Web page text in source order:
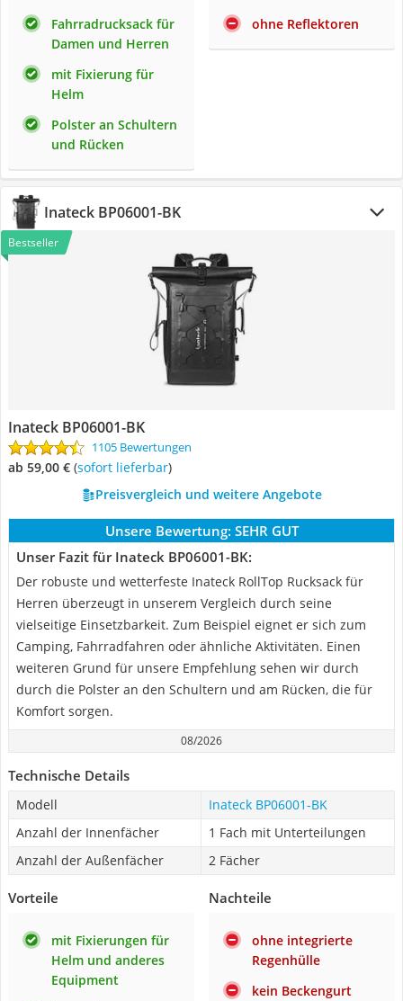
Fahrradrucksack für
Damen und Herren
mit Fixierung für
Helm
Polster an Schultern
und Rücken
ohne Reflektoren
Inateck BP06001-BK
Bestseller
Inateck BP06001-BK
1105 Bewertungen
ab 59,00 € ( Sofort lieferbar)
Preisvergleich und weitere Angebote
Unsere Bewertung: SEHR GUT
Unser Fazit für Inateck BP06001-BK:
Der robuste und wetterfeste Inateck RollTop Rucksack für
Herren überzeugt in unserem Vergleich durch seine
vielseitige Einsetzbarkeit. Zum Beispiel eignet er sich zum
Camping, Fahrradfahren oder ähnliche Aktivitäten. Einen
weiteren Grund für unsere Empfehlung sehen wir durch
durch die Polster an den Schultern und am Rücken, die für
Komfort sorgen.
08/2026
Technische Details
Modell
Inateck BP06001-BK
Anzahl der Innenfächer
1 Fach mit Unterteilungen
Anzahl der Außenfächer
2 Fächer
Vorteile
mit Fixierungen für
Helm und anderes
Equipment
Nachteile
ohne integrierte
Regenhülle
kein Beckengurt